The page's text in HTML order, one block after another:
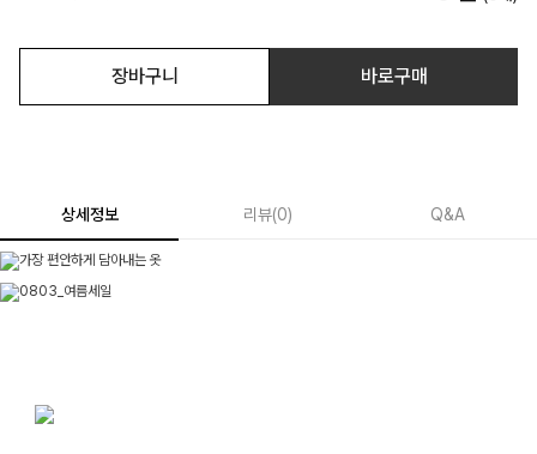
장바구니 바로구매
상세정보 리뷰(0) Q&A